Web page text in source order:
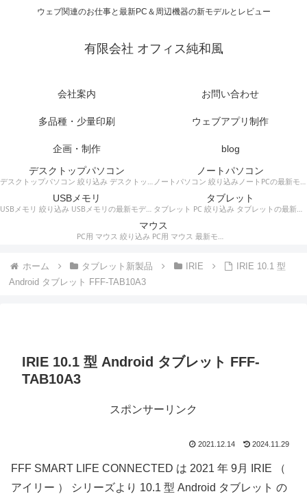
ウェブ関連のお仕事と最新PC＆周辺機器の新モデルとレビュー
有限会社 オフィス純和風
会社案内 お問い合わせ
多品種・少量印刷 ウェブアプリ制作
企画・制作
blog
デスクトップパソコン
デスクトップパソコン 絞り込み デスクトップPCの最新モデルやスペック・仕様に関する情報。
ノートパソコン
ノートパソコン 絞り込みノートPCの最新モデルやスペック・仕様に関する情報。
USBメモリ
USBメモリ 絞り込み USBメモリの最新モデルやスペック・仕様に関する情報。
タブレット
タブレット PC 絞り込み タブレットの最新モデルやスペック・仕様に関する情報。
マウス
PC用 マウス 絞り込み PC用 マウス 最新モデルやスペック・仕様に関する情報。ワイヤレスマウス、有線マウス、接続タイプなど。
ホーム タブレット新製品 IRIE
IRIE 10.1 型
Android タブレット FFF-TAB10A3
IRIE 10.1 型 Android タブレット FFF-
TAB10A3
スポンサーリンク
2021.12.14 2024.11.29
FFF SMART LIFE CONNECTED は 2021 年 9月 IRIE （
アイリー ） シリーズより 10.1 型 Android タブレット の